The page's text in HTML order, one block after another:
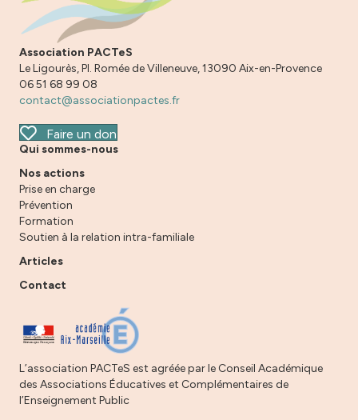
Association PACTeS
Le Ligourès, Pl. Romée de Villeneuve, 13090 Aix-en-Provence
06 51 68 99 08
contact@associationpactes.fr
Faire un don
Qui sommes-nous
Nos actions
Prise en charge
Prévention
Formation
Soutien à la relation intra-familiale
Articles
Contact
L’association PACTeS est agréée par le Conseil Académique
des Associations Éducatives et Complémentaires de
l’Enseignement Public